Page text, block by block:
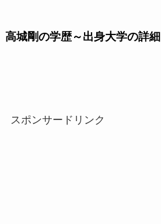
高城剛の学歴～出身大学の詳細
スポンサードリンク